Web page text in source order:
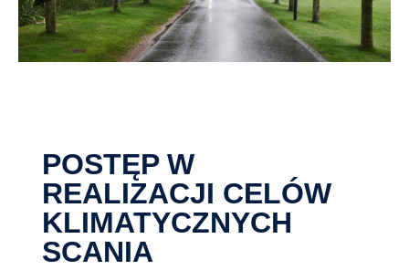
POSTĘP W
REALIZACJI CELÓW
KLIMATYCZNYCH
SCANIA